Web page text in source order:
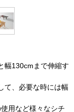
幅130cmまで伸縮す
て、必要な時には幅
用など様々なシチ